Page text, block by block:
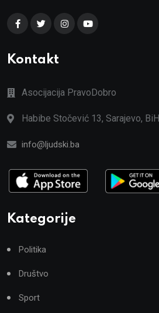
Kontakt
Asocijacija PravoDobro
Habibe Stočević 13, Sarajevo, BiH
info@ljudski.ba
Kategorije
Politika
Društvo
Sport